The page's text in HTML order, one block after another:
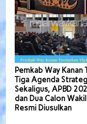
Pemkab Way Kanan
Tiga Agenda
Sekaligus, APBD
dan Dua Calon
Resmi Diusulkan